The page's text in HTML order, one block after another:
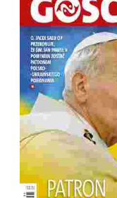
„Gość
Prasy,
Polskich
tagi:gosc,